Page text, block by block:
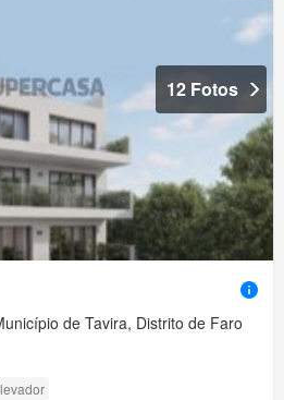
12 Fotos
de Tavira, Distrito de Faro